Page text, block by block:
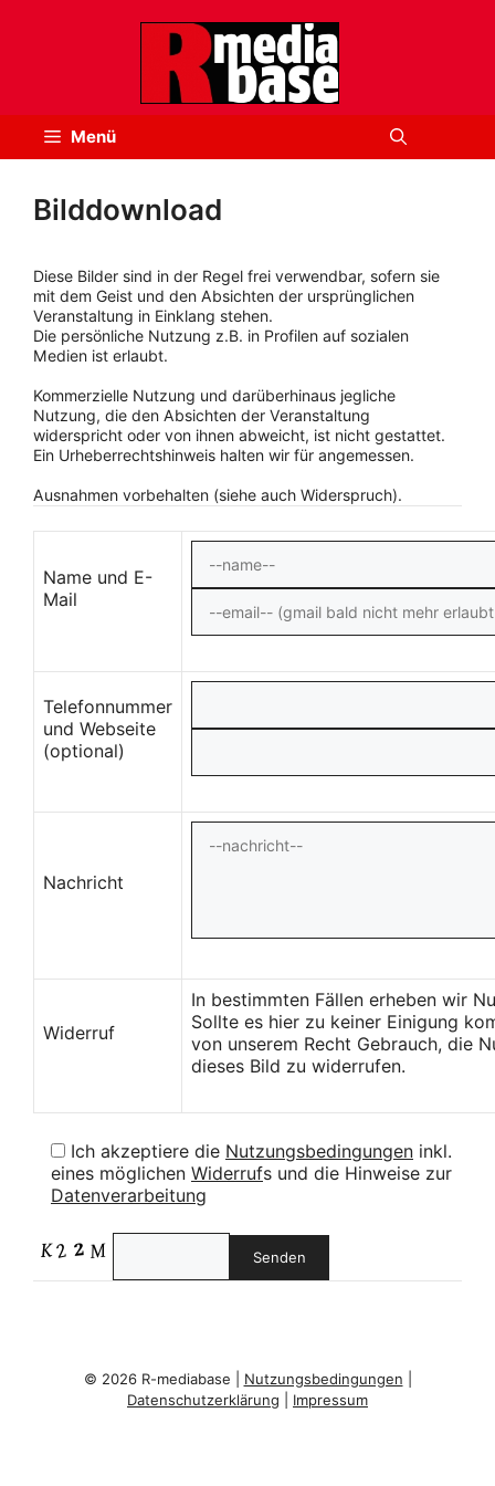
Menü
Bilddownload
Diese Bilder sind in der Regel frei verwendbar, sofern sie
mit dem Geist und den Absichten der ursprünglichen
Veranstaltung in Einklang stehen.
Die persönliche Nutzung z.B. in Profilen auf sozialen
Medien ist erlaubt.
Kommerzielle Nutzung und darüberhinaus jegliche
Nutzung, die den Absichten der Veranstaltung
widerspricht oder von ihnen abweicht, ist nicht gestattet.
Ein Urheberrechtshinweis halten wir für angemessen.
Ausnahmen vorbehalten (siehe auch Widerspruch).
Name und E-
Mail
Telefonnummer
und Webseite
(optional)
Nachricht
Widerruf
In bestimmten Fällen erheben wir
Sollte es hier zu keiner Einigung
von unserem Recht Gebrauch, die
dieses Bild zu widerrufen.
Ich akzeptiere die Nutzungsbedingungen inkl.
eines möglichen Widerrufs und die Hinweise zur
Datenverarbeitung
© 2026 R-mediabase | Nutzungsbedingungen
Datenschutzerklärung
Impressum